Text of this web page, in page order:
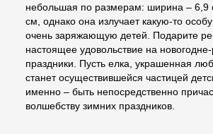
небольшая по размерам: ширина – 6,9
см, однако она излучает какую-то
очень заряжающую детей. Подарите
настоящее удовольствие на
праздники. Пусть елка, украшенная
станет осуществившейся частицей
именно – быть непосредственно
волшебству зимних праздников.